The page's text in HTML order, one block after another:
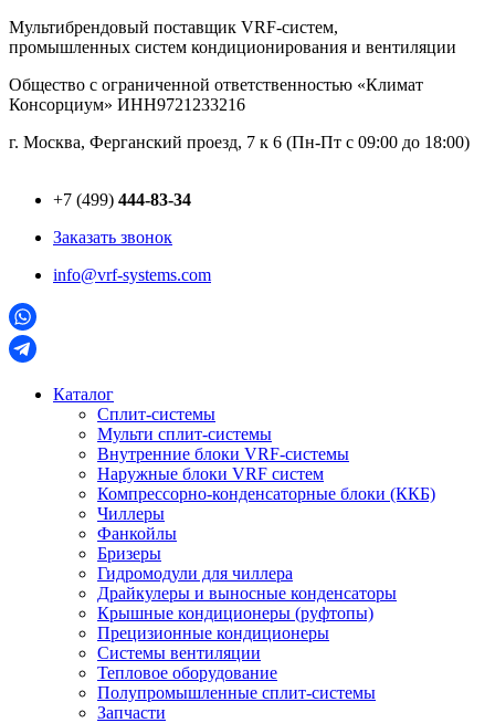
Перейти
к
Мультибрендовый поставщик VRF-cистем,
промышленных систем кондиционирования и вентиляции
Общество с ограниченной ответственностью «Климат
Консорциум» ИНН9721233216
г. Москва, Ферганский проезд, 7 к 6 (Пн-Пт с 09:00 до 18:00)
+7 (499) 444-83-34
Заказать звонок
info@vrf-systems.com
Каталог
Сплит-системы
Мульти сплит-системы
Внутренние блоки VRF-cистемы
Наружные блоки VRF cистем
Компрессорно-конденсаторные блоки (ККБ)
Чиллеры
Фанкойлы
Бризеры
Гидромодули для чиллера
Драйкулеры и выносные конденсаторы
Крышные кондиционеры (руфтопы)
Прецизионные кондиционеры
Системы вентиляции
Тепловое оборудование
Полупромышленные сплит-системы
Запчасти